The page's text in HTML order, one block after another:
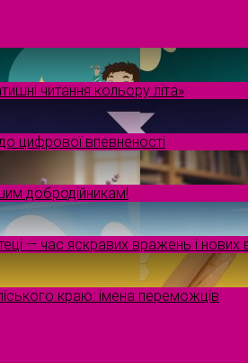
читання кольору літа»
цифрової впевненості
добродійникам!
— час яскравих вражень і нових
краю: імена переможців